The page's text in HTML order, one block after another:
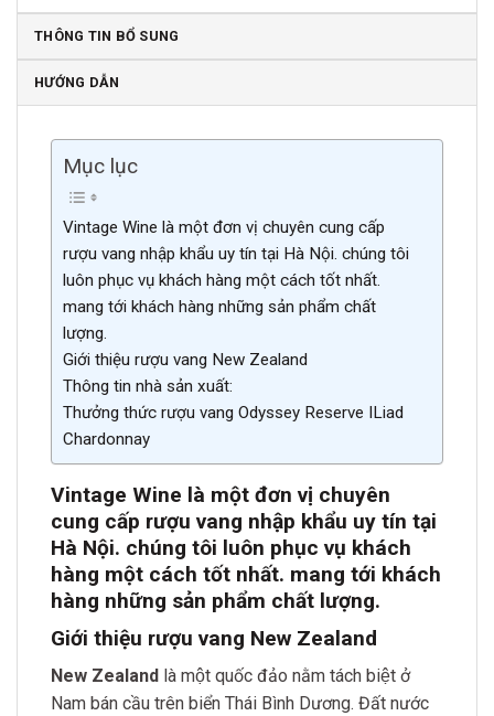
THÔNG TIN BỔ SUNG
HƯỚNG DẪN
Mục lục
Vintage Wine là một đơn vị chuyên cung cấp
rượu vang nhập khẩu uy tín tại Hà Nội. chúng tôi
luôn phục vụ khách hàng một cách tốt nhất.
mang tới khách hàng những sản phẩm chất
lượng.
Giới thiệu rượu vang New Zealand
Thông tin nhà sản xuất:
Thưởng thức rượu vang Odyssey Reserve ILiad
Chardonnay
Vintage Wine là một đơn vị chuyên
cung cấp rượu vang nhập khẩu uy tín tại
Hà Nội. chúng tôi luôn phục vụ khách
hàng một cách tốt nhất. mang tới khách
hàng những sản phẩm chất lượng.
Giới thiệu rượu vang New Zealand
New Zealand là một quốc đảo nằm tách biệt ở
Nam bán cầu trên biển Thái Bình Dương. Đất nước